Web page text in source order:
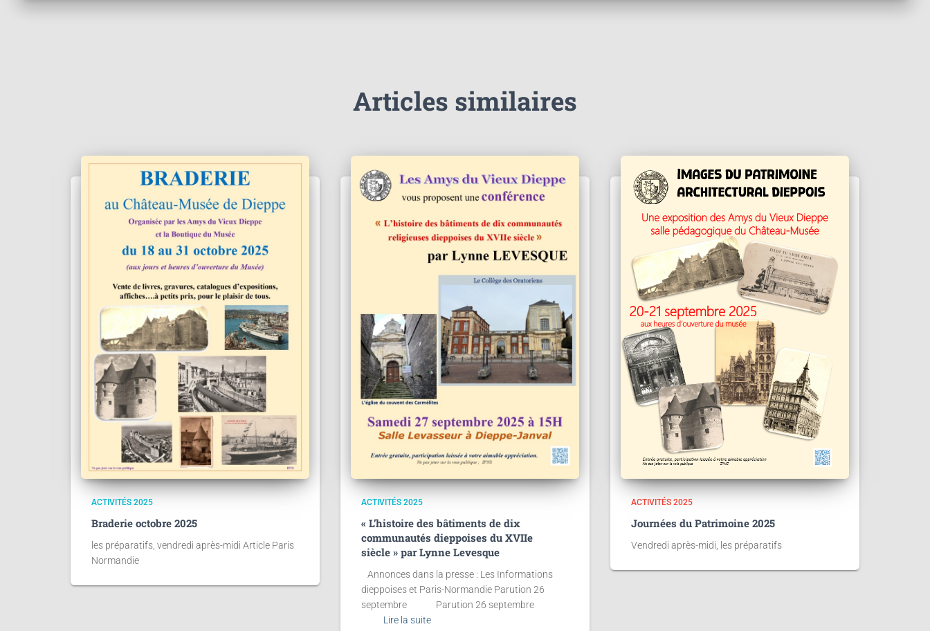
Articles similaires
ACTIVITÉS 2025
Braderie octobre 2025
les préparatifs, vendredi après-midi Article Paris
Normandie
ACTIVITÉS 2025
« L’histoire des bâtiments de dix
communautés dieppoises du XVIIe
siècle » par Lynne Levesque
Annonces dans la presse : Les Informations
dieppoises et Paris-Normandie Parution 26
septembre Parution 26 septembre
Lire la suite
ACTIVITÉS 2025
Journées du Patrimoine 2025
Vendredi après-midi, les préparatifs